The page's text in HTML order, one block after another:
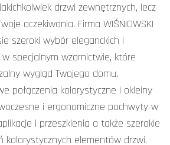
drzwi zewnętrznych, lecz
oczekiwania. Firma WIŚNIOWSKI
szeroki wybór eleganckich i
w specjalnym wzornictwie, które
wygląd Twojego domu.
połączenia kolorystyczne i okleiny
i ergonomiczne pochwyty w
i przeszklenia a także szerokie
kolorystycznych elementów drzwi.